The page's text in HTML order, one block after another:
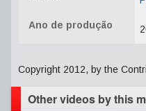
Ano de produção
Copyright 2012, by the
Other videos by this